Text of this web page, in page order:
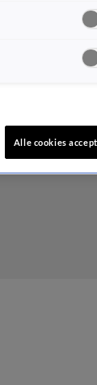
Alle cookies